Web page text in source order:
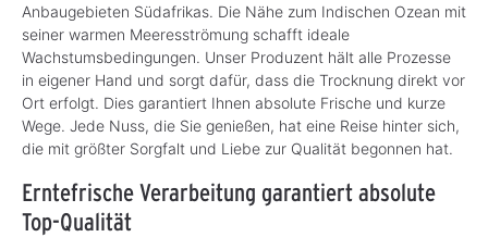
Anbaugebieten Südafrikas. Die Nähe zum Indischen Ozean mit
seiner warmen Meeresströmung schafft ideale
Wachstumsbedingungen. Unser Produzent hält alle Prozesse
in eigener Hand und sorgt dafür, dass die Trocknung direkt vor
Ort erfolgt. Dies garantiert Ihnen absolute Frische und kurze
Wege. Jede Nuss, die Sie genießen, hat eine Reise hinter sich,
die mit größter Sorgfalt und Liebe zur Qualität begonnen hat.
Erntefrische Verarbeitung garantiert absolute
Top-Qualität